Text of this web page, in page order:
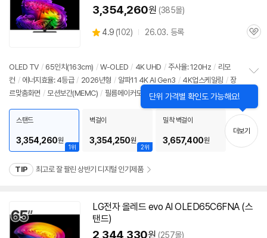
3,354,260원 (385몰)
별
4.9 (상
뷰
102) 26.03. 등록
관
OLED TV / 65인치 (163cm) / W-OLED / 4K UHD / 주사율: 120Hz / 리모
컨 / 에너지효율: 4등급 / 2026년형 / 알파11 4K AI Gen3 / 4K업스케일링 / 장
르맞춤화면 / 모션보간(MEMC) / 필름메이커모드 / 돌비비전 / HDR10 / HDR자
블루라이트차단 / HDMI2.1 / VRR(165
Hz) / ALLM G-Sync Compatible FreeSync / 게임모드
웹OS
정
펼
기
1위
스탠드
3,354,260원
2위
벽걸이
3,354,250원
밀착 벽걸이
3,657,400원
더보기
TIP 최고로 잘 팔린 상반기 디지털 인기제품
LG전자올레드 evo AI OLED65C6FNA (스
탠드)
2,344,330원 (257몰)